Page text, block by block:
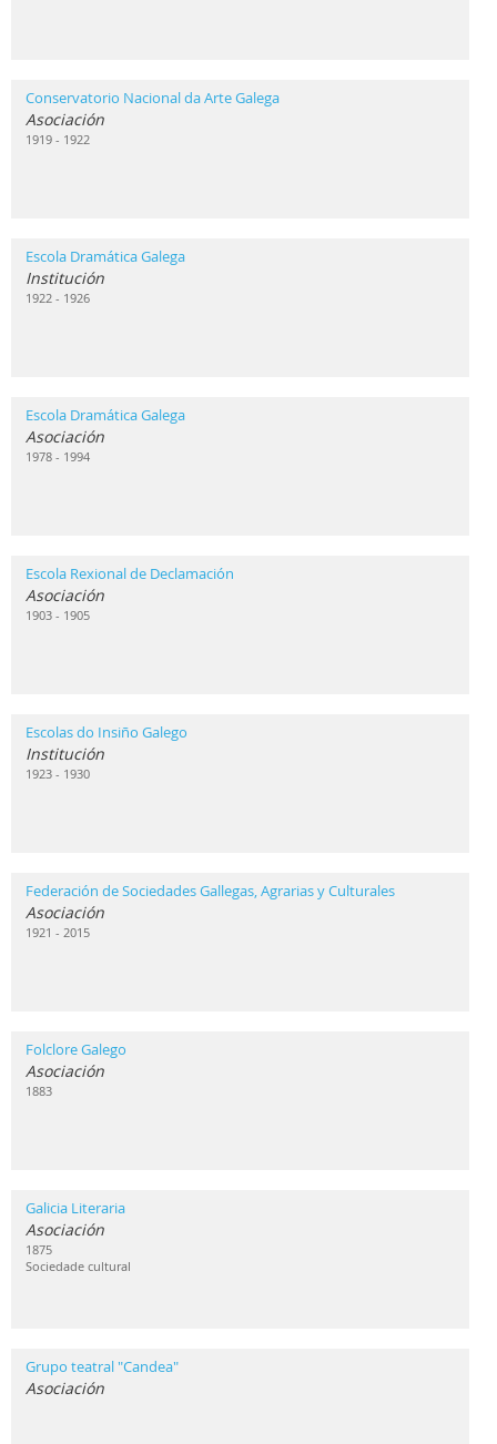
Conservatorio Nacional da Arte Galega
Asociación
1919 - 1922
Escola Dramática Galega
Institución
1922 - 1926
Escola Dramática Galega
Asociación
1978 - 1994
Escola Rexional de Declamación
Asociación
1903 - 1905
Escolas do Insiño Galego
Institución
1923 - 1930
Federación de Sociedades Gallegas, Agrarias y Culturales
Asociación
1921 - 2015
Folclore Galego
Asociación
1883
Galicia Literaria
Asociación
1875
Sociedade cultural
Grupo teatral "Candea"
Asociación